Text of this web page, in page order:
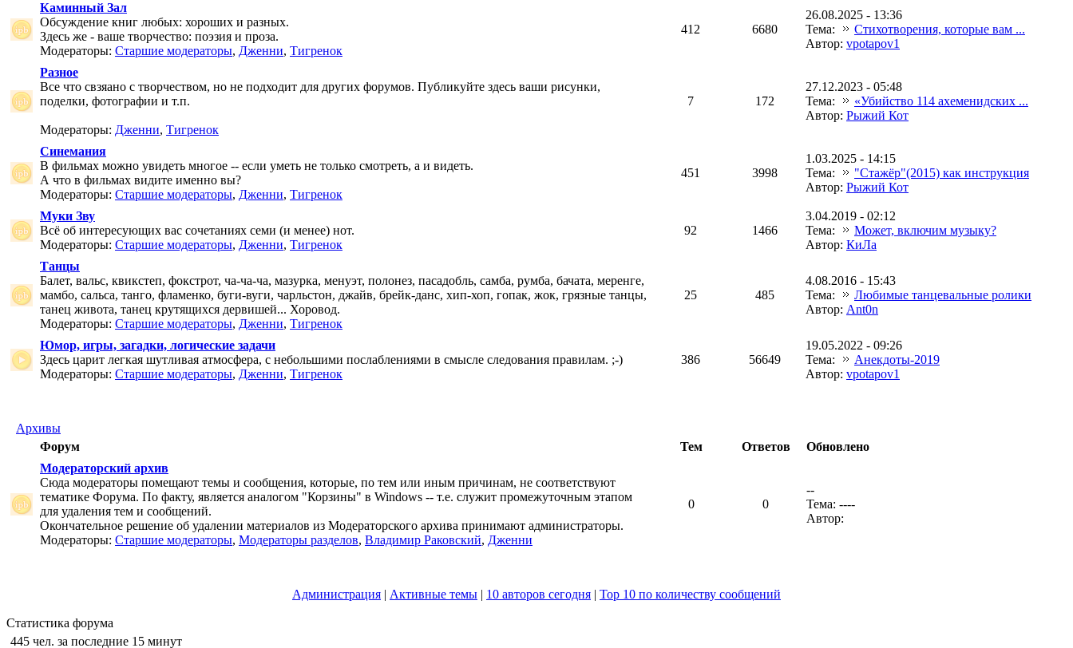
Каминный Зал
Обсуждение книг любых: хороших и разных.
Здесь же - ваше творчество: поэзия и проза.
Модераторы: Старшие модераторы, Дженни, Тигренок
412 6680
26.08.2025 - 13:36
Тема:
Стихотворения, которые вам ...
Автор: vpotapov1
Разное
Все что свзяано с творчеством, но не подходит для других форумов. Публикуйте здесь ваши рисунки,
поделки, фотографии и т.п.
Модераторы: Дженни, Тигренок
7 172
27.12.2023 - 05:48
Тема:
«Убийство 114 ахеменидских ...
Автор: Рыжий Кот
Синемания
В фильмах можно увидеть многое -- если уметь не только смотреть, а и видеть.
А что в фильмах видите именно вы?
Модераторы: Старшие модераторы, Дженни, Тигренок
451 3998
1.03.2025 - 14:15
Тема:
"Стажёр"(2015) как инструкция
Автор: Рыжий Кот
Муки Зву
Всё об интересующих вас сочетаниях семи (и менее) нот.
Модераторы: Старшие модераторы, Дженни, Тигренок
92 1466
3.04.2019 - 02:12
Тема:
Может, включим музыку?
Автор: КиЛа
Танцы
Балет, вальс, квикстеп, фокстрот, ча-ча-ча, мазурка, менуэт, полонез, пасадобль, самба, румба, бачата, меренге,
мамбо, сальса, танго, фламенко, буги-вуги, чарльстон, джайв, брейк-данс, хип-хоп, гопак, жок, грязные танцы,
танец живота, танец крутящихся дервишей... Хоровод.
Модераторы: Старшие модераторы, Дженни, Тигренок
25 485
4.08.2016 - 15:43
Тема:
Любимые танцевальные ролики
Автор: Ant0n
Юмор, игры, загадки, логические задачи
Здесь царит легкая шутливая атмосфера, с небольшими послаблениями в смысле следования правилам. ;-)
Модераторы: Старшие модераторы, Дженни, Тигренок
386 56649
19.05.2022 - 09:26
Тема:
Анекдоты-2019
Автор: vpotapov1
Архивы
Форум
Тем Ответов
Обновлено
Модераторский архив
Сюда модераторы помещают темы и сообщения, которые, по тем или иным причинам, не соответствуют
тематике Форума. По факту, является аналогом "Корзины" в Windows -- т.е. служит промежуточным этапом
для удаления тем и сообщений.
Окончательное решение об удалении материалов из Модераторского архива принимают администраторы.
Модераторы: Старшие модераторы, Модераторы разделов, Владимир Раковский, Дженни
0 0
--
Тема: ----
Автор:
Администрация | Активные темы | 10 авторов сегодня | Top 10 по количеству сообщений
Статистика форума
445 чел. за последние 15 минут